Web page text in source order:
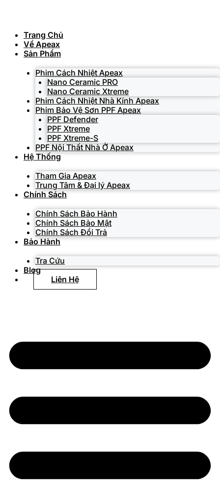
Trang Chủ
Về Apeax
Sản Phẩm
Phim Cách Nhiệt Apeax
Nano Ceramic PRO
Nano Ceramic Xtreme
Phim Cách Nhiệt Nhà Kính Apeax
Phim Bảo Vệ Sơn PPF Apeax
PPF Defender
PPF Xtreme
PPF Xtreme-S
PPF Nội Thất Nhà Ở Apeax
Hệ Thống
Tham Gia Apeax
Trung Tâm & Đại lý Apeax
Chính Sách
Chính Sách Bảo Hành
Chính Sách Bảo Mật
Chính Sách Đổi Trả
Bảo Hành
Tra Cứu
Blog
Liên Hệ